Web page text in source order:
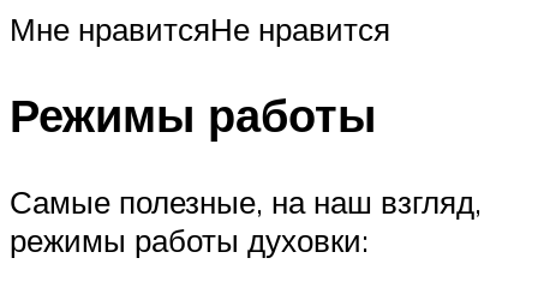
Мне нравитсяНе нравится
Режимы работы
Самые полезные, на наш взгляд,
режимы работы духовки: